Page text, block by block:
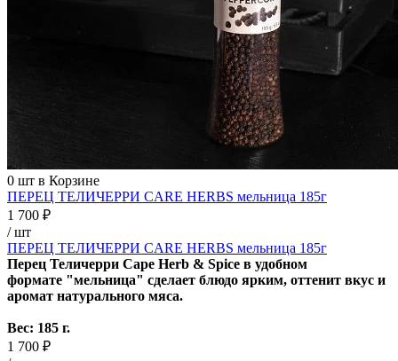
0 шт в Корзине
ПЕРЕЦ ТЕЛИЧЕРРИ CARE HERBS мельница 185г
1 700 ₽
/ шт
ПЕРЕЦ ТЕЛИЧЕРРИ CARE HERBS мельница 185г
Перец Теличерри Cape Herb & Spice в удобном
формате "мельница" сделает блюдо ярким, оттенит вкус и
аромат натурального мяса.
Вес: 185 г.
1 700 ₽